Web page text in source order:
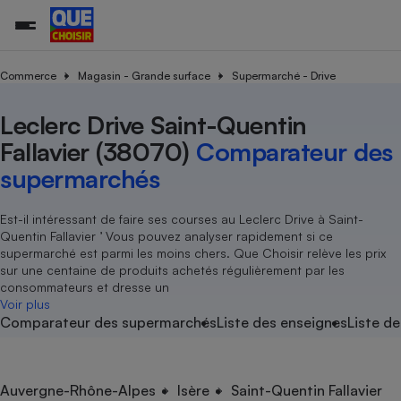
Commerce Magasin - Grande surface Supermarché - Drive
Leclerc Drive Saint-Quentin
Fallavier (38070) Comparateur des
supermarchés
Est-il intéressant de faire ses courses au Leclerc Drive à Saint-
Quentin Fallavier ’ Vous pouvez analyser rapidement si ce
supermarché est parmi les moins chers. Que Choisir relève les prix
sur une centaine de produits achetés régulièrement par les
consommateurs et dresse un
Voir plus
Comparateur des supermarchésListe des enseignesListe
Auvergne-Rhône-Alpes Isère Saint-Quentin Fallavier
Agriculture
Produit alimentaire
Achat - Vente - Location
Carburant
Magasin - Grande surface
Marketing - Fidélisation
Organismes de défense
Système judiciairegratuit
Air
Eau
Achat - Vente - Travaux
Location
Sport
Vacances - Tourisme
électrique
Démarche administrative
Senior
Service marchand
Train
Transport aérien
Toutes les actualités
Enquêtes
Guides d'achat
Conseils
Brèves
Tous les services
Soumettre un litige
Lettres types
Rencontrer une association locale
Tous nos combats
Nos actions
Nos grandes victoires
Les billets de la présidente
Nos associations locales
Nous rejoindre
En savoir plus sur Que Choisir Ensemble
nous ?
L’association
Nos missions
Notre méthodologie
Notre financement
Nos partenaires
Nous rejoindre